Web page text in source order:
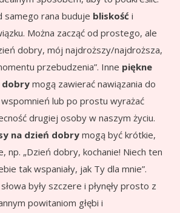
samego rana buduje bliskość i
Można zacząć od prostego, ale
dobry, mój najdroższy/najdroższa,
przebudzenia”. Inne piękne
dobry mogą zawierać nawiązania do
lub po prostu wyrażać
drugiej osoby w naszym życiu.
na dzień dobry mogą być krótkie,
np. „Dzień dobry, kochanie! Niech ten
tak wspaniały, jak Ty dla mnie”.
były szczere i płynęły prosto z
powitaniom głębi i